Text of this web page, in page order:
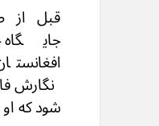
قبل از
نگارش
شود که